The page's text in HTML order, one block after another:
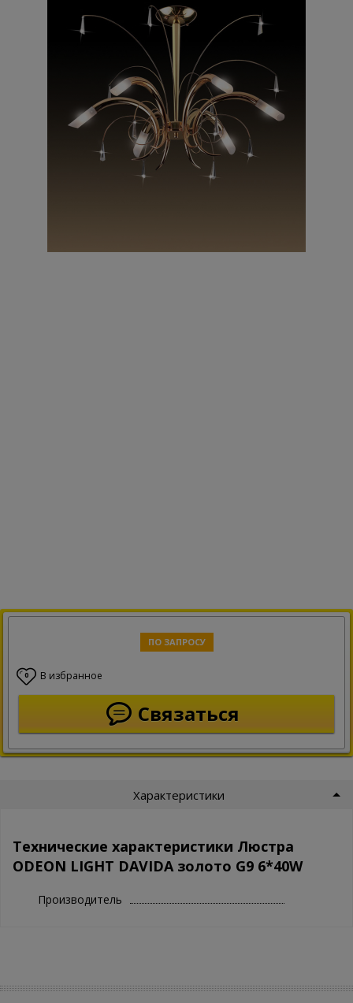
ПО ЗАПРОСУ
0 В избранное
Связаться
Характеристики
Технические характеристики Люстра
ODEON LIGHT DAVIDA золото G9 6*40W
Производитель